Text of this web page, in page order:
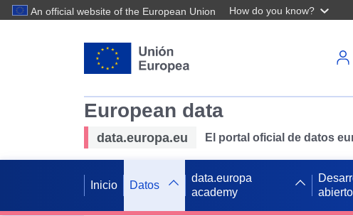
An official website of the European Union How do you know?
European data
data.europa.eu El portal oficial de datos
Inicio Datos
data.europa
academy